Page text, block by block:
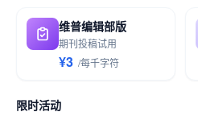
维普编辑部版
期刊投稿试用
¥3 /每千字符
限时活动